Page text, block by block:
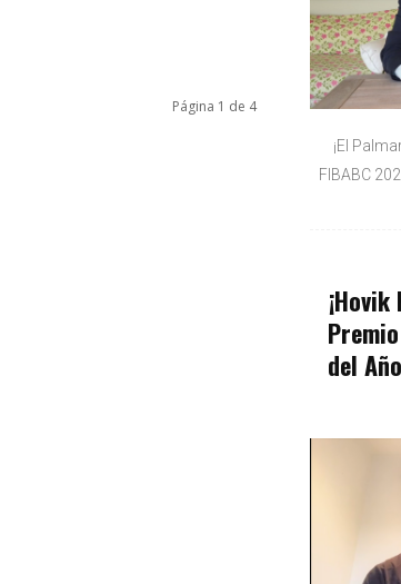
Página 1 de 4
¡El
FIBABC
del